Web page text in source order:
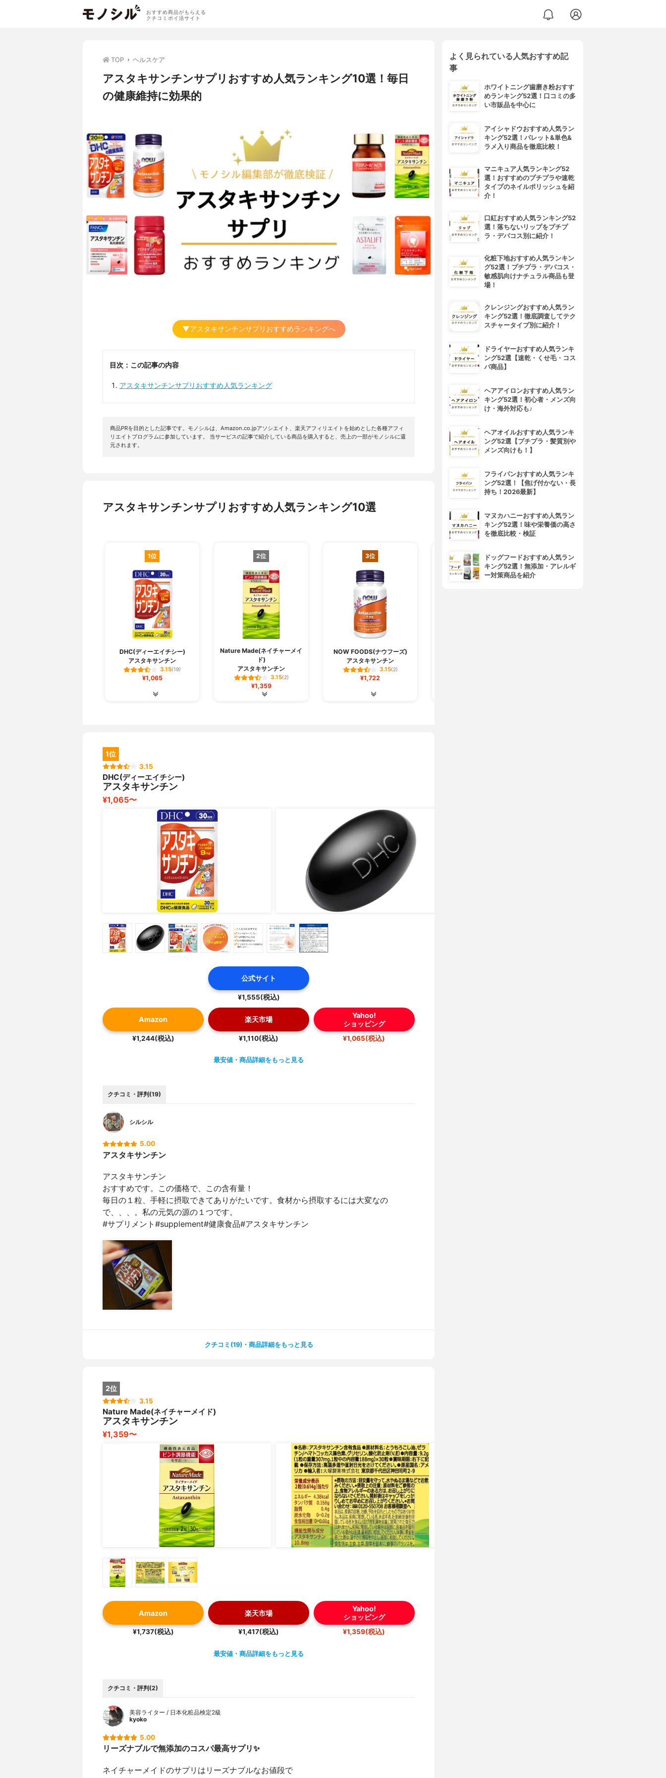
おすすめ商品がもらえる
クチコミポイ活サイト
TOP ヘルスケア
アスタキサンチンサプリおすすめ人気ランキング10選！毎日
の健康維持に効果的
▼アスタキサンチンサプリおすすめランキングへ
目次：この記事の内容
アスタキサンチンサプリおすすめ人気ランキング
商品PRを目的とした記事です。モノシルは、Amazon.co.jpアソシエイト、楽天アフィリエイトを始めとした各種アフィ
リエイトプログラムに参加しています。 当サービスの記事で紹介している商品を購入すると、売上の一部がモノシルに還
元されます。
アスタキサンチンサプリおすすめ人気ランキング10選
1位
DHC(ディーエイチシー)
アスタキサンチン
3.15(19)
¥1,065
2位
Nature Made(ネイチャーメイ
ド)
アスタキサンチン
3.15(2)
¥1,359
3位
NOW FOODS(ナウフーズ)
アスタキサンチン
3.15(2)
¥1,722
4位
1位
3.15
DHC(ディーエイチシー)
アスタキサンチン
¥1,065〜
公式サイト
¥1,555(税込)
Amazon
¥1,244(税込)
楽天市場
¥1,110(税込)
Yahoo!
ショッピング
¥1,065(税込)
最安値・商品詳細をもっと見る
クチコミ・評判(19)
シルシル
5.00
アスタキサンチン
アスタキサンチン
おすすめです。この価格で、この含有量！
毎日の１粒、手軽に摂取できてありがたいです。食材から摂取するには大変なの
で、、、。私の元気の源の１つです。
#サプリメント#supplement#健康食品#アスタキサンチン
クチコミ(19)・商品詳細をもっと見る
2位
3.15
Nature Made(ネイチャーメイド)
アスタキサンチン
¥1,359〜
Amazon
¥1,737(税込)
楽天市場
¥1,417(税込)
Yahoo!
ショッピング
¥1,359(税込)
最安値・商品詳細をもっと見る
クチコミ・評判(2)
美容ライター / 日本化粧品検定2級
kyoko
5.00
リーズナブルで無添加のコスパ最高サプリ✨
ネイチャーメイドのサプリはリーズナブルなお値段で
よく見られている人気おすすめ記
事
ホワイトニング歯磨き粉おすす
めランキング52選！口コミの多
い市販品を中心に
アイシャドウおすすめ人気ラン
キング52選！パレット&単色&
ラメ入り商品を徹底比較！
マニキュア人気ランキング52
選！おすすめのプチプラや速乾
タイプのネイルポリッシュを紹
介！
口紅おすすめ人気ランキング52
選！落ちないリップをプチプ
ラ・デパコス別に紹介！
化粧下地おすすめ人気ランキン
グ52選！プチプラ・デパコス・
敏感肌向けナチュラル商品も登
場！
クレンジングおすすめ人気ラン
キング52選！徹底調査してテク
スチャータイプ別に紹介！
ドライヤーおすすめ人気ランキ
ング52選【速乾・くせ毛・コス
パ商品】
ヘアアイロンおすすめ人気ラン
キング52選！初心者・メンズ向
け・海外対応も♪
ヘアオイルおすすめ人気ランキ
ング52選【プチプラ・髪質別や
メンズ向けも！】
フライパンおすすめ人気ランキ
ング52選！【焦げ付かない・長
持ち！2026最新】
マヌカハニーおすすめ人気ラン
キング52選！味や栄養価の高さ
を徹底比較・検証
ドッグフードおすすめ人気ラン
キング52選！無添加・アレルギ
ー対策商品を紹介